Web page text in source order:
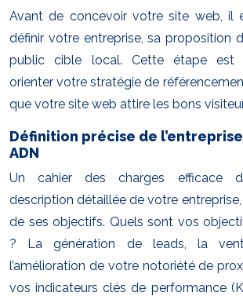
Avant de concevoir votre site web, il
définir votre entreprise, sa proposition
public cible local. Cette étape est
orienter votre stratégie de
que votre site web attire les bons
Définition précise de
ADN
Un cahier des charges efficace
description détaillée de votre
de ses objectifs. Quels sont vos
? La génération de leads, la
l’amélioration de votre notoriété de
vos indicateurs clés de performance